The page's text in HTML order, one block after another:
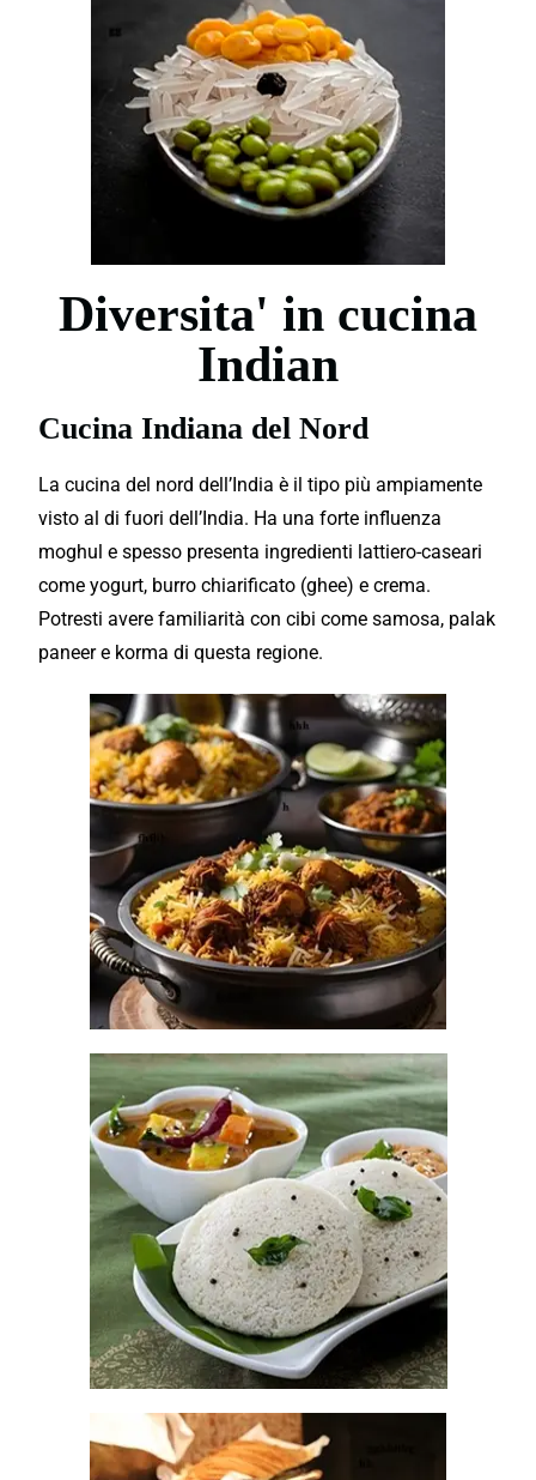
Diversita' in cucina
Indian
Cucina Indiana del Nord
La cucina del nord dell’India è il tipo più ampiamente
visto al di fuori dell’India. Ha una forte influenza
moghul e spesso presenta ingredienti lattiero-caseari
come yogurt, burro chiarificato (ghee) e crema.
Potresti avere familiarità con cibi come samosa, palak
paneer e korma di questa regione.